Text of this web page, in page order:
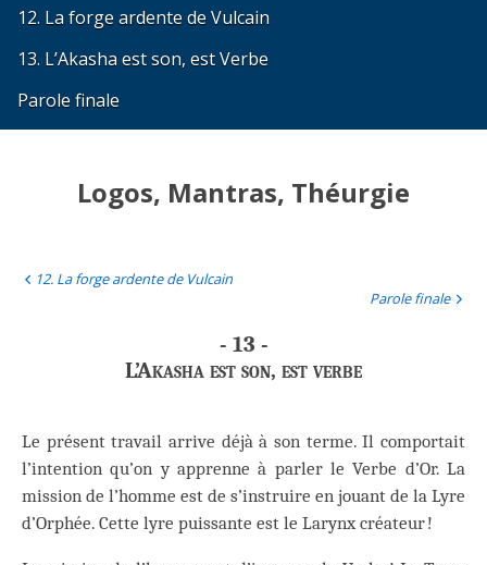
12. La forge ardente de Vulcain
13. L’Akasha est son, est Verbe
Parole finale
Logos, Mantras, Théurgie
12. La forge ardente de Vulcain
Parole finale
- 13 -
L’Akasha est son, est verbe
Le présent travail arrive déjà à son terme. Il comportait
l’intention qu’on y apprenne à parler le Verbe d’Or. La
mission de l’homme est de s’instruire en jouant de la Lyre
d’Orphée. Cette lyre puissante est le Larynx créateur !